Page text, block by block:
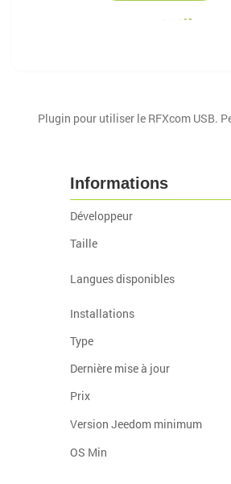
Plugin pour utiliser le RFXcom USB.
Informations
Développeur
Taille
Langues disponibles
Installations
Type
Dernière mise à jour
Prix
Version Jeedom minimum
OS Min